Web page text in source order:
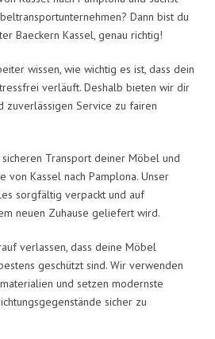
Dann bist du
Baeckern Kassel, genau richtig!
wissen, wie wichtig es ist, dass dein
verläuft. Deshalb bieten wir dir
zuverlässigen Service zu fairen
Transport deiner Möbel und
von Kassel nach Pamplona. Unser
sorgfältig verpackt und auf
neuen Zuhause geliefert wird.
verlassen, dass deine Möbel
geschützt sind. Wir verwenden
und setzen modernste
sicher zu